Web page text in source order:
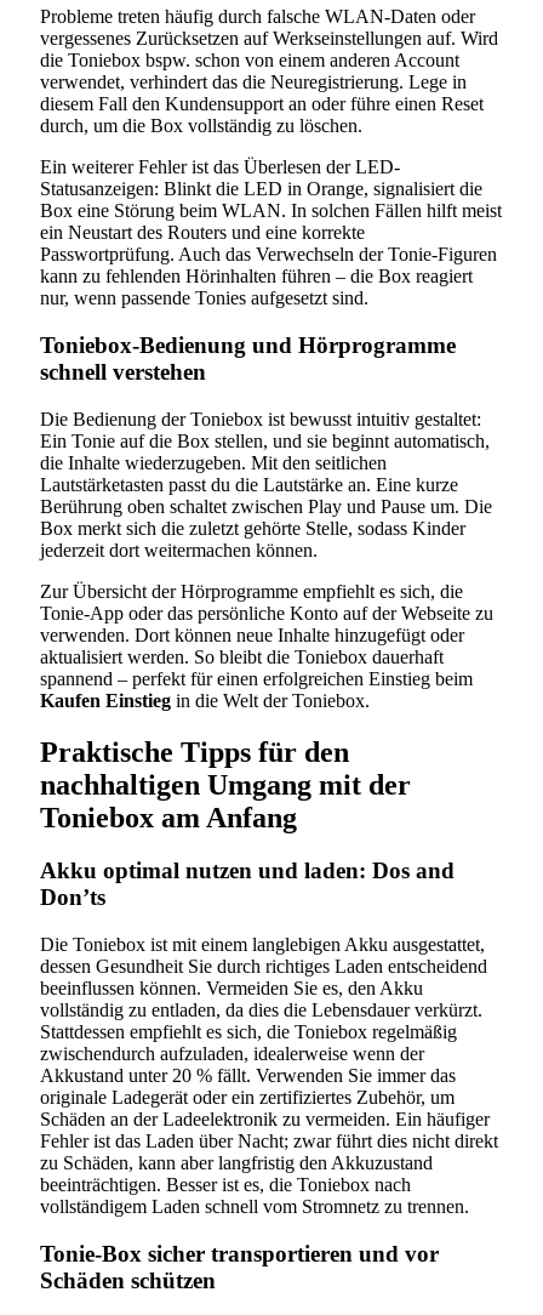
Probleme treten häufig durch falsche WLAN-Daten oder
vergessenes Zurücksetzen auf Werkseinstellungen auf. Wird
die Toniebox bspw. schon von einem anderen Account
verwendet, verhindert das die Neuregistrierung. Lege in
diesem Fall den Kundensupport an oder führe einen Reset
durch, um die Box vollständig zu löschen.
Ein weiterer Fehler ist das Überlesen der LED-
Statusanzeigen: Blinkt die LED in Orange, signalisiert die
Box eine Störung beim WLAN. In solchen Fällen hilft meist
ein Neustart des Routers und eine korrekte
Passwortprüfung. Auch das Verwechseln der Tonie-Figuren
kann zu fehlenden Hörinhalten führen – die Box reagiert
nur, wenn passende Tonies aufgesetzt sind.
Toniebox-Bedienung und Hörprogramme
schnell verstehen
Die Bedienung der Toniebox ist bewusst intuitiv gestaltet:
Ein Tonie auf die Box stellen, und sie beginnt automatisch,
die Inhalte wiederzugeben. Mit den seitlichen
Lautstärketasten passt du die Lautstärke an. Eine kurze
Berührung oben schaltet zwischen Play und Pause um. Die
Box merkt sich die zuletzt gehörte Stelle, sodass Kinder
jederzeit dort weitermachen können.
Zur Übersicht der Hörprogramme empfiehlt es sich, die
Tonie-App oder das persönliche Konto auf der Webseite zu
verwenden. Dort können neue Inhalte hinzugefügt oder
aktualisiert werden. So bleibt die Toniebox dauerhaft
spannend – perfekt für einen erfolgreichen Einstieg beim
Kaufen Einstieg in die Welt der Toniebox.
Praktische Tipps für den
nachhaltigen Umgang mit der
Toniebox am Anfang
Akku optimal nutzen und laden: Dos and
Don’ts
Die Toniebox ist mit einem langlebigen Akku ausgestattet,
dessen Gesundheit Sie durch richtiges Laden entscheidend
beeinflussen können. Vermeiden Sie es, den Akku
vollständig zu entladen, da dies die Lebensdauer verkürzt.
Stattdessen empfiehlt es sich, die Toniebox regelmäßig
zwischendurch aufzuladen, idealerweise wenn der
Akkustand unter 20 % fällt. Verwenden Sie immer das
originale Ladegerät oder ein zertifiziertes Zubehör, um
Schäden an der Ladeelektronik zu vermeiden. Ein häufiger
Fehler ist das Laden über Nacht; zwar führt dies nicht direkt
zu Schäden, kann aber langfristig den Akkuzustand
beeinträchtigen. Besser ist es, die Toniebox nach
vollständigem Laden schnell vom Stromnetz zu trennen.
Tonie-Box sicher transportieren und vor
Schäden schützen